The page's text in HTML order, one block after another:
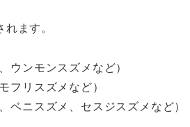
ます。
ウンモンスズメなど）
フリスズメなど）
ベニスズメ、セスジスズメなど）